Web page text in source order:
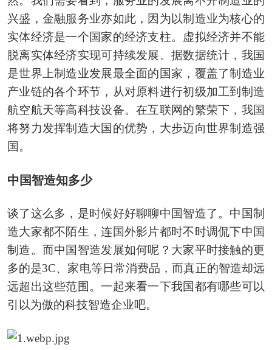
兴盛，金融服务业亦如此，因为以制造业为核心的
实体经济是一个国家的经济支柱。虚拟经济并不能
脱离实体经济实现可持续发展。据数据统计，我国
是世界上制造业发展最全面的国家，覆盖了制造业
产业链的各个环节，从对原料进行初级加工到制造
航空航天等高科技设备。在互联网的繁荣下，我国
将努力发挥制造大国的优势，大步迈向世界制造强
国。
中国智造知多少
谈了这么多，是时候好好聊聊中国智造了。中国制
造大家都不陌生，连国外影片都时不时调侃下中国
制造。而中国智造发展如何呢？大家平时接触的更
多的是3C、家电等日常消费品，而真正的智造却远
远超出这些范围。一起来看一下我国都有哪些可以
引以为傲的科技智造企业吧。